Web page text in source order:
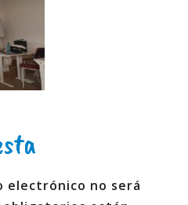
electrónico no será